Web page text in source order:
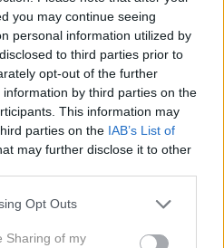
you may continue seeing
personal information utilized by
to third parties prior to
opt-out of the further
by third parties on the
This information may
parties on the IAB’s List of
may further disclose it to other
app uses one or more Google
behaviour. You may click to
Opt Outs
Sharing of my
do vpliva na kakovost
predelano hrano z visoko
in maščob, lahko
globok spanec.